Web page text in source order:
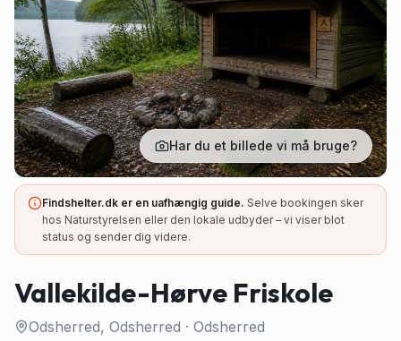
Har du et billede vi må bruge?
Findshelter.dk er en uafhængig guide. Selve bookingen sker
hos Naturstyrelsen eller den lokale udbyder – vi viser blot
status og sender dig videre.
Vallekilde-Hørve Friskole
Odsherred, Odsherred · Odsherred